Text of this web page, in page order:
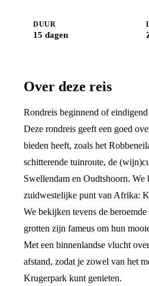
DUUR
15 dagen
Over deze reis
Rondreis beginnend of
Deze rondreis geeft een goed
bieden heeft, zoals het
schitterende tuinroute, de
Swellendam en Oudtshoorn. We
zuidwestelijke punt van Afrika:
We bekijken tevens de
grotten zijn fameus om hun
Met een binnenlandse vlucht
afstand, zodat je zowel van het
Krugerpark kunt genieten.